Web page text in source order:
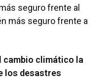
seguro frente al
más seguro frente a
cambio climático la
los desastres